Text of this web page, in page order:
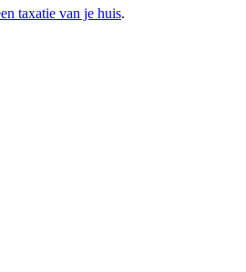
taxatie van je huis.